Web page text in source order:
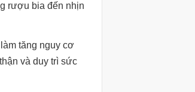
rượu bia đến nhịn
tăng nguy cơ
và duy trì sức